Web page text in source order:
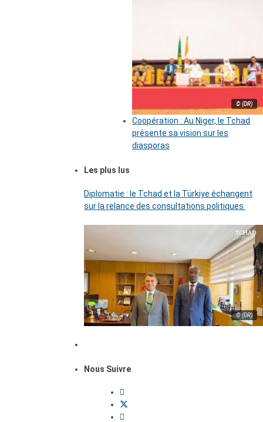
© (DR)
Coopération : Au Niger, le Tchad
présente sa vision sur les
diasporas
Les plus lus
Diplomatie : le Tchad et la Türkiye échangent
sur la relance des consultations politiques
© (DR)
Nous Suivre